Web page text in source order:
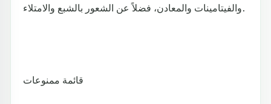
والفيتامينات والمعادن، فضلاً عن الشعور بالشبع والامتلاء.
قائمة ممنوعات